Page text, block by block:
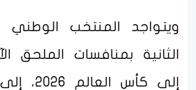
ويتواجد المنتخب
الثانية بمنافسات الملحق
إلى كأس